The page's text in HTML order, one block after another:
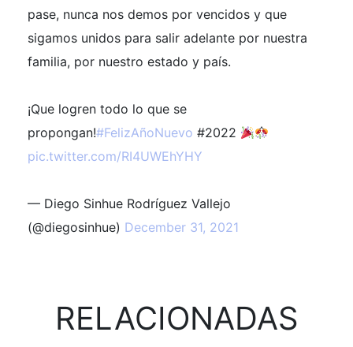
pase, nunca nos demos por vencidos y que
sigamos unidos para salir adelante por nuestra
familia, por nuestro estado y país.
¡Que logren todo lo que se
propongan!#FelizAñoNuevo #2022
pic.twitter.com/RI4UWEhYHY
— Diego Sinhue Rodríguez Vallejo
(@diegosinhue) December 31, 2021
RELACIONADAS